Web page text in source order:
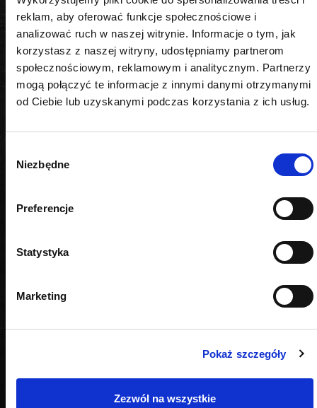
reklam, aby oferować funkcje społecznościowe i
analizować ruch w naszej witrynie. Informacje o tym, jak
korzystasz z naszej witryny, udostępniamy partnerom
społecznościowym, reklamowym i analitycznym. Partnerzy
mogą połączyć te informacje z innymi danymi otrzymanymi
od Ciebie lub uzyskanymi podczas korzystania z ich usług.
zgody
Niezbędne
Preferencje
Statystyka
Marketing
Pokaż szczegóły
Zezwól na wszystkie
PODOBNE PRODUKTY